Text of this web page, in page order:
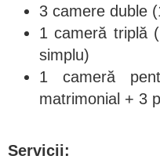
3 camere duble
1 cameră triplă
simplu)
1 cameră
matrimonial + 3
Servicii: